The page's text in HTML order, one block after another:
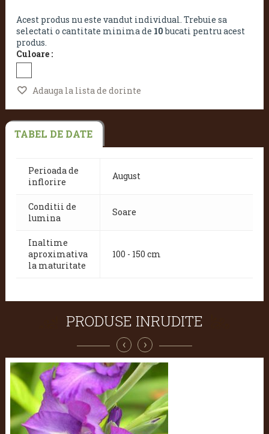
Acest produs nu este vandut individual. Trebuie sa
selectati o cantitate minima de 10bucati pentru acest
produs.
Culoare :
Adauga la lista de dorinte
TABEL DE DATE
Perioada de
inflorire
August
Conditii de
lumina
Soare
Inaltime
aproximativa
la maturitate
100 - 150 cm
PRODUSE INRUDITE
‹ ›